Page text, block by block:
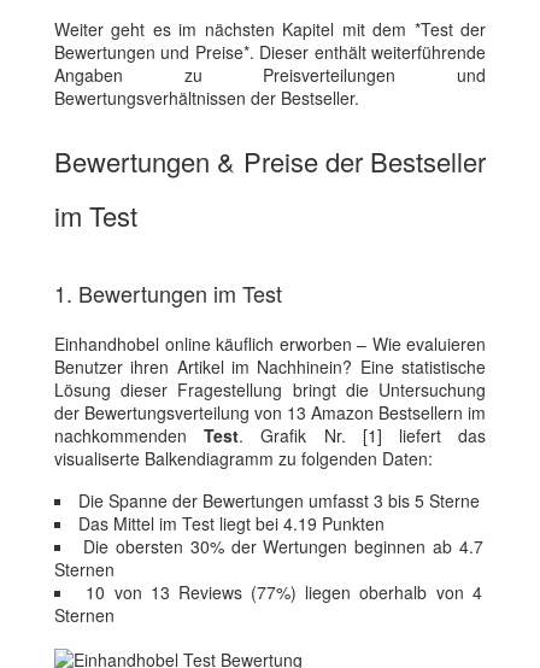
Weiter geht es im nächsten Kapitel mit dem *Test der
Bewertungen und Preise*. Dieser enthält weiterführende
Angaben zu Preisverteilungen und
Bewertungsverhältnissen der Bestseller.
Bewertungen & Preise der Bestseller
im Test
1. Bewertungen im Test
Einhandhobel online käuflich erworben – Wie evaluieren
Benutzer ihren Artikel im Nachhinein? Eine statistische
Lösung dieser Fragestellung bringt die Untersuchung
der Bewertungsverteilung von 13 Amazon Bestsellern im
nachkommendenTest. Grafik Nr. [1] liefert das
visualiserte Balkendiagramm zu folgenden Daten:
Die Spanne der Bewertungen umfasst 3 bis 5 Sterne
Das Mittel im Test liegt bei 4.19 Punkten
Die obersten 30% der Wertungen beginnen ab 4.7
Sternen
10 von 13 Reviews (77%) liegen oberhalb von 4
Sternen